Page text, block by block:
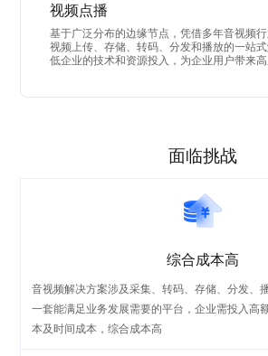
视频点播
基于广泛分布的边缘节点，凭借多年音视频
视频上传、存储、转码、分发和播放的一站
低企业的技术和资源投入，为企业用户带来
面临挑战
综合成本高
音视频解决方案涉及采集、转码、存储、分发、
一套能满足业务发展需要的平台，企业需投入高
本及时间成本，综合成本高